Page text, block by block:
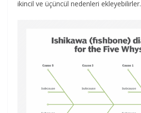
ikincil ve üçüncül nedenleri ekleyebilirler.